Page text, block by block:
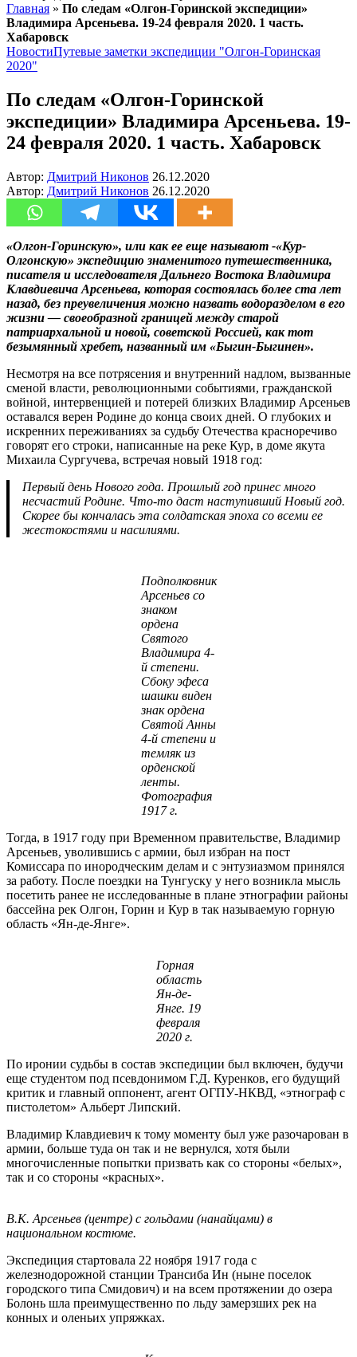
Главная » По следам «Олгон-Горинской экспедиции»
Владимира Арсеньева. 19-24 февраля 2020. 1 часть.
Хабаровск
НовостиПутевые заметки экспедиции "Олгон-Горинская
2020"
По следам «Олгон-Горинской
экспедиции» Владимира Арсеньева. 19-
24 февраля 2020. 1 часть. Хабаровск
Автор: Дмитрий Никонов 26.12.2020
Автор: Дмитрий Никонов 26.12.2020
«Олгон-Горинскую», или как ее еще называют -«Кур-
Олгонскую» экспедицию знаменитого путешественника,
писателя и исследователя Дальнего Востока Владимира
Клавдиевича Арсеньева, которая состоялась более ста лет
назад, без преувеличения можно назвать водоразделом в его
жизни — своеобразной границей между старой
патриархальной и новой, советской Россией, как тот
безымянный хребет, названный им «Быгин-Быгинен».
Несмотря на все потрясения и внутренний надлом, вызванные
сменой власти, революционными событиями, гражданской
войной, интервенцией и потерей близких Владимир Арсеньев
оставался верен Родине до конца своих дней. О глубоких и
искренних переживаниях за судьбу Отечества красноречиво
говорят его строки, написанные на реке Кур, в доме якута
Михаила Сургучева, встречая новый 1918 год:
Первый день Нового года. Прошлый год принес много
несчастий Родине. Что-то даст наступивший Новый год.
Скорее бы кончалась эта солдатская эпоха со всеми ее
жестокостями и насилиями.
Подполковник
Арсеньев со
знаком
ордена
Святого
Владимира 4-
й степени.
Сбоку эфеса
шашки виден
знак ордена
Святой Анны
4-й степени и
темляк из
орденской
ленты.
Фотография
1917 г.
Тогда, в 1917 году при Временном правительстве, Владимир
Арсеньев, уволившись с армии, был избран на пост
Комиссара по инородческим делам и с энтузиазмом принялся
за работу. После поездки на Тунгуску у него возникла мысль
посетить ранее не исследованные в плане этнографии районы
бассейна рек Олгон, Горин и Кур в так называемую горную
область «Ян-де-Янге».
Горная
область
Ян-де-
Янге. 19
февраля
2020 г.
По иронии судьбы в состав экспедиции был включен, будучи
еще студентом под псевдонимом Г.Д. Куренков, его будущий
критик и главный оппонент, агент ОГПУ-НКВД, «этнограф с
пистолетом» Альберт Липский.
Владимир Клавдиевич к тому моменту был уже разочарован в
армии, больше туда он так и не вернулся, хотя были
многочисленные попытки призвать как со стороны «белых»,
так и со стороны «красных».
В.К. Арсеньев (центре) с гольдами (нанайцами) в
национальном костюме.
Экспедиция стартовала 22 ноября 1917 года с
железнодорожной станции Трансиба Ин (ныне поселок
городского типа Смидович) и на всем протяжении до озера
Болонь шла преимущественно по льду замерзших рек на
конных и оленьих упряжках.